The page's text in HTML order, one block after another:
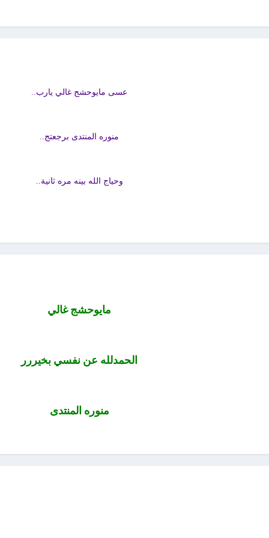
عسى مايوحشج غالي يارب..
منوره المنتدى برجعتج..
وحياج الله بينه مره ثانية..
مايوحشج غالي
الحمدلله عن نفسي بخيررر
منوره المنتدى